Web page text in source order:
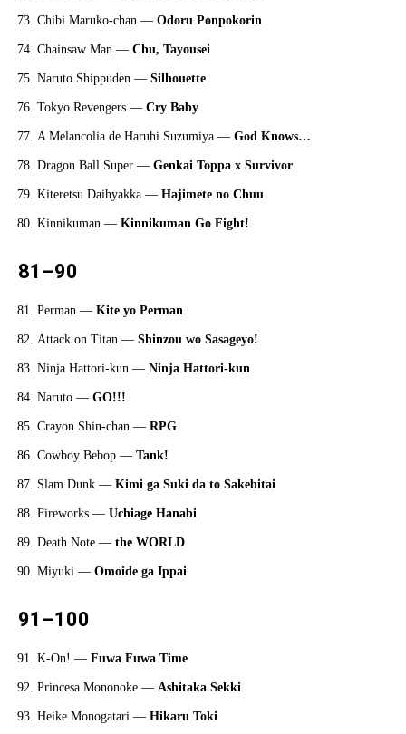
Chibi Maruko-chan — Odoru Ponpokorin
Chainsaw Man — Chu, Tayousei
Naruto Shippuden — Silhouette
Tokyo Revengers — Cry Baby
A Melancolia de Haruhi Suzumiya — God Knows…
Dragon Ball Super — Genkai Toppa x Survivor
Kiteretsu Daihyakka — Hajimete no Chuu
Kinnikuman — Kinnikuman Go Fight!
81–90
Perman — Kite yo Perman
Attack on Titan — Shinzou wo Sasageyo!
Ninja Hattori-kun — Ninja Hattori-kun
Naruto — GO!!!
Crayon Shin-chan — RPG
Cowboy Bebop — Tank!
Slam Dunk — Kimi ga Suki da to Sakebitai
Fireworks — Uchiage Hanabi
Death Note — the WORLD
Miyuki — Omoide ga Ippai
91–100
K-On! — Fuwa Fuwa Time
Princesa Mononoke — Ashitaka Sekki
Heike Monogatari — Hikaru Toki